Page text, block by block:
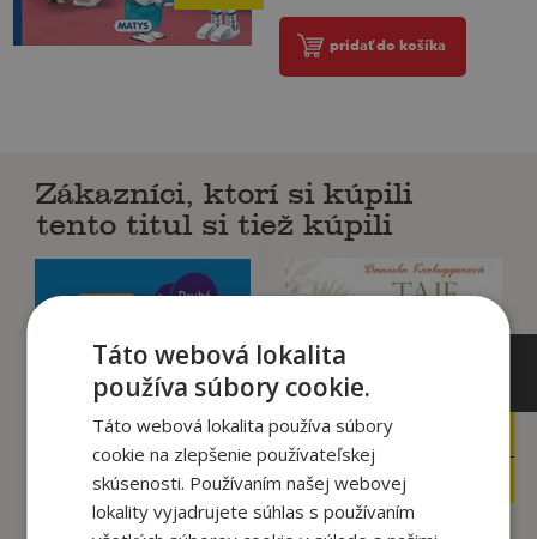
pridať do košíka
Zákazníci, ktorí si kúpili
tento titul si tiež kúpili
7,99
7 ,59 €
Táto webová lokalita
používa súbory cookie.
Táto webová lokalita používa súbory
cookie na zlepšenie používateľskej
skúsenosti. Používaním našej webovej
lokality vyjadrujete súhlas s používaním